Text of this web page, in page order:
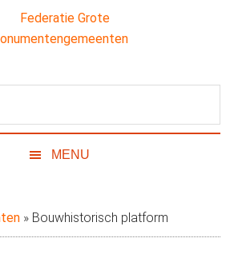
MENU
» Bouwhistorisch platform